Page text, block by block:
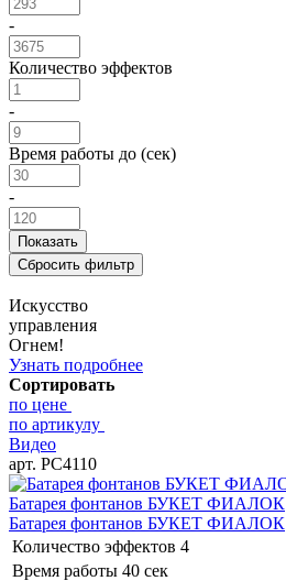
-
Количество эффектов
-
Время работы до (сек)
-
Искусство
управления
Огнем!
Узнать подробнее
Сортировать
по цене
по артикулу
Видео
арт. РС4110
Батарея фонтанов БУКЕТ ФИАЛОК
Батарея фонтанов БУКЕТ ФИАЛОК
Количество эффектов 4
Время работы 40 сек